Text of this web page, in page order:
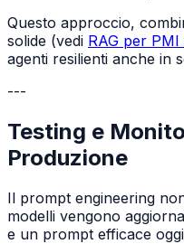
Questo approccio,
solide (vedi RAG per
agenti resilienti anche in
---
Testing e
Produzione
Il prompt engineering
modelli vengono
e un prompt efficace